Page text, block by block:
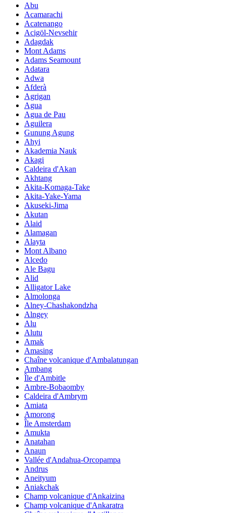
Abu
Acamarachi
Acatenango
Acigöl-Nevsehir
Adagdak
Mont Adams
Adams Seamount
Adatara
Adwa
Afderà
Agrigan
Agua
Agua de Pau
Aguilera
Gunung Agung
Ahyi
Akademia Nauk
Akagi
Caldeira d'Akan
Akhtang
Akita-Komaga-Take
Akita-Yake-Yama
Akuseki-Jima
Akutan
Alaid
Alamagan
Alayta
Mont Albano
Alcedo
Ale Bagu
Alid
Alligator Lake
Almolonga
Alney-Chashakondzha
Alngey
Alu
Alutu
Amak
Amasing
Chaîne volcanique d'Ambalatungan
Ambang
Île d'Ambitle
Ambre-Bobaomby
Caldeira d'Ambrym
Amiata
Amorong
Île Amsterdam
Amukta
Anatahan
Anaun
Vallée d'Andahua-Orcopampa
Andrus
Aneityum
Aniakchak
Champ volcanique d'Ankaizina
Champ volcanique d'Ankaratra